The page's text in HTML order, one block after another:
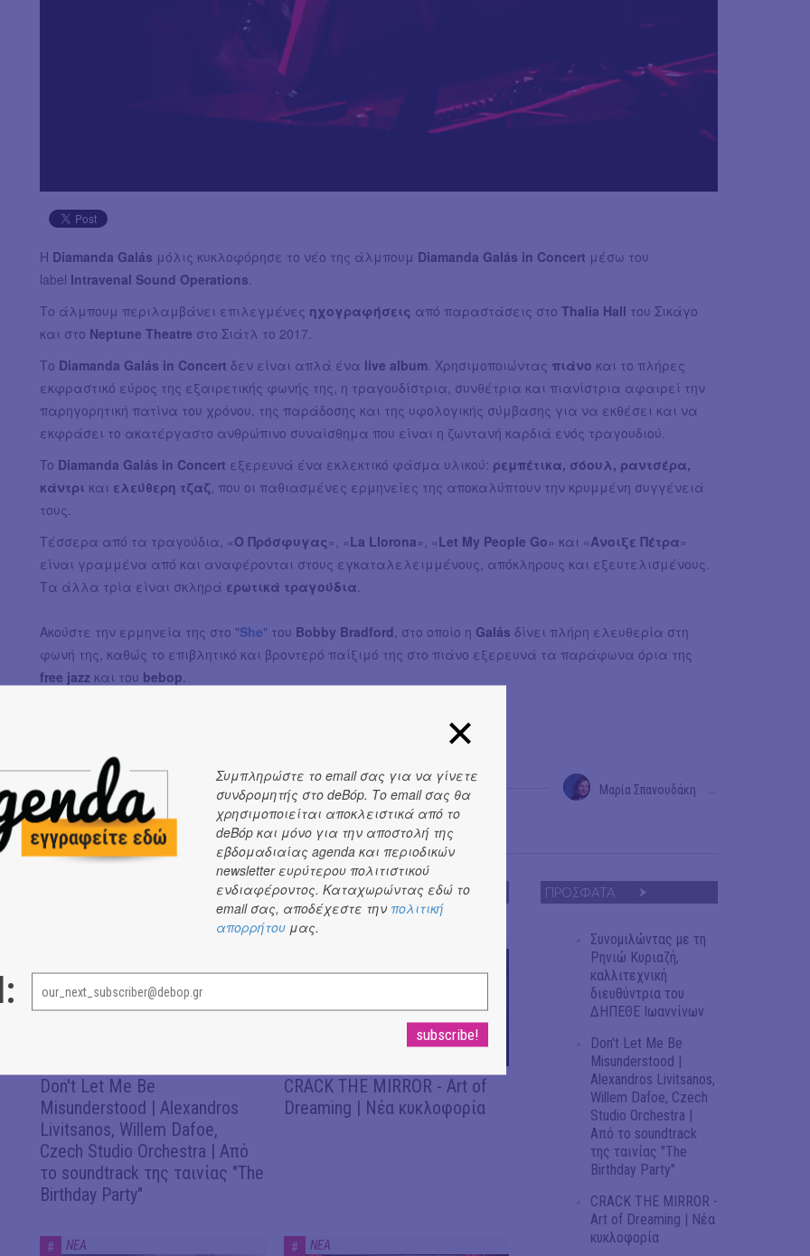
Η Diamanda Galás μόλις κυκλοφόρησε το νέο της άλμπουμ Diamanda Galás in Concert μέσω του
label Intravenal Sound Operations
Το άλμπουμ περιλαμβάνει επιλεγμένες ηχογραφήσεις από παραστάσεις στο Thalia Hall του Σικάγο
και στο Neptune Theatre στο Σιάτλ το 2017.
Το Diamanda Galás in Concert δεν είναι απλά ένα live album . Χρησιμοποιώντας πιάνο και το πλήρες
εκφραστικό εύρος της εξαιρετικής φωνής της, η τραγουδίστρια, συνθέτρια και πιανίστρια αφαιρεί την
παρηγορητική πατίνα του χρόνου, της παράδοσης και της υφολογικής σύμβασης για να εκθέσει και να
εκφράσει το ακατέργαστο ανθρώπινο συναίσθημα που είναι η ζωντανή καρδιά ενός τραγουδιού.
To Diamanda Galás in Concert εξερευνά ένα εκλεκτικό φάσμα υλικού: ρεμπέτικα, σόουλ, ραντσέρα,
κάντρι και ελεύθερη τζαζ , που οι παθιασμένες ερμηνείες της αποκαλύπτουν την κρυμμένη συγγένειά
τους.
Τέσσερα από τα τραγούδια, «O Πρόσφυγας », «La Llorona», «Let My People Go» και «Άνοιξε Πέτρα»
είναι γραμμένα από και αναφέρονται στους εγκαταλελειμμένους, απόκληρους και εξευτελισμένους.
Τα άλλα τρία είναι σκληρά ερωτικά τραγούδια
Ακούστε την ερμηνεία της στο "She" του Bobby Bradford , στο οποίο η Galás δίνει πλήρη ελευθερία στη
φωνή της, καθώς το επιβλητικό και βροντερό παίξιμό της στο πιάνο εξερευνά τα παράφωνα όρια της
free jazz και του bebop
Μαρία Σπανουδάκη
Don't Let Me Be
Misunderstood | Alexandros
Livitsanos, Willem Dafoe,
Czech Studio Orchestra | Από
το soundtrack της ταινίας "The
Birthday Party"
ΝΕΑ
CRACK THE MIRROR - Art of
Dreaming | Νέα κυκλοφορία
# ΝΕΑ # ΝΕΑ
ΠΡΟΣΦΑΤΑ
Συνομιλώντας με τη
Ρηνιώ Κυριαζή,
καλλιτεχνική
διευθύντρια του
ΔΗΠΕΘΕ Ιωαννίνων
Don't Let Me Be
Misunderstood |
Alexandros Livitsanos,
Willem Dafoe, Czech
Studio Orchestra |
Από το soundtrack
της ταινίας "The
Birthday Party"
CRACK THE MIRROR -
Art of Dreaming | Νέα
κυκλοφορία
Συμπληρώστε το email σας για να γίνετε
συνδρομητής στο deBόp. Το email σας θα
χρησιμοποιείται αποκλειστικά από το
deBόp και μόνο για την αποστολή της
εβδομαδιαίας agenda και περιοδικών
newsletter ευρύτερου πολιτιστικού
ενδιαφέροντος. Καταχωρώντας εδώ το
email σας, αποδέχεστε την πολιτική
απορρήτου μας.